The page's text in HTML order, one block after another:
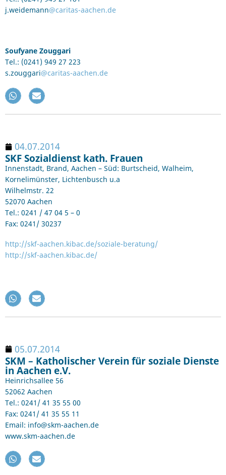
j.weidemann@caritas-aachen.de
Soufyane Zouggari
Tel.: (0241) 949 27 223
s.zouggari@caritas-aachen.de
04.07.2014
SKF Sozialdienst kath. Frauen
Innenstadt, Brand, Aachen – Süd: Burtscheid, Walheim,
Kornelimünster, Lichtenbusch u.a
Wilhelmstr. 22
52070 Aachen
Tel.: 0241 / 47 04 5 – 0
Fax: 0241/ 30237
http://skf-aachen.kibac.de/soziale-beratung/
http://skf-aachen.kibac.de/
05.07.2014
SKM – Katholischer Verein für soziale Dienste
in Aachen e.V.
Heinrichsallee 56
52062 Aachen
Tel.: 0241/ 41 35 55 00
Fax: 0241/ 41 35 55 11
Email: info@skm-aachen.de
www.skm-aachen.de